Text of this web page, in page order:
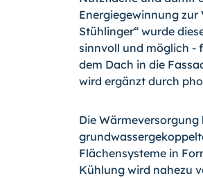
Energiegewinnung zur
Stühlinger“ wurde
sinnvoll und möglich -
dem Dach in die
wird ergänzt durch
Die
Flächensysteme in
Kühlung wird nahezu